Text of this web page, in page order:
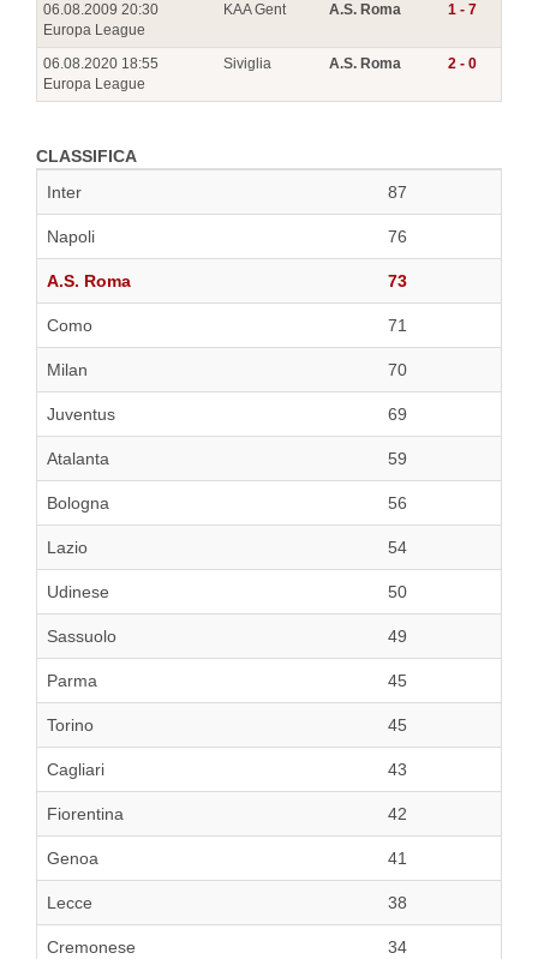
06.08.2009 20:30
Europa League
KAA Gent A.S. Roma 1 - 7
06.08.2020 18:55
Europa League
Siviglia A.S. Roma 2 - 0
CLASSIFICA
Inter
87
Napoli 76
A.S. Roma 73
Como 71
Milan 70
Juventus 69
Atalanta 59
Bologna 56
Lazio 54
Udinese 50
Sassuolo 49
Parma 45
Torino 45
Cagliari 43
Fiorentina 42
Genoa 41
Lecce 38
Cremonese 34